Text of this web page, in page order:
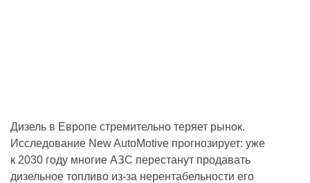
Дизель в Европе стремительно теряет рынок.
Исследование New AutoMotive прогнозирует: уже
к 2030 году многие АЗС перестанут продавать
дизельное топливо из-за нерентабельности его